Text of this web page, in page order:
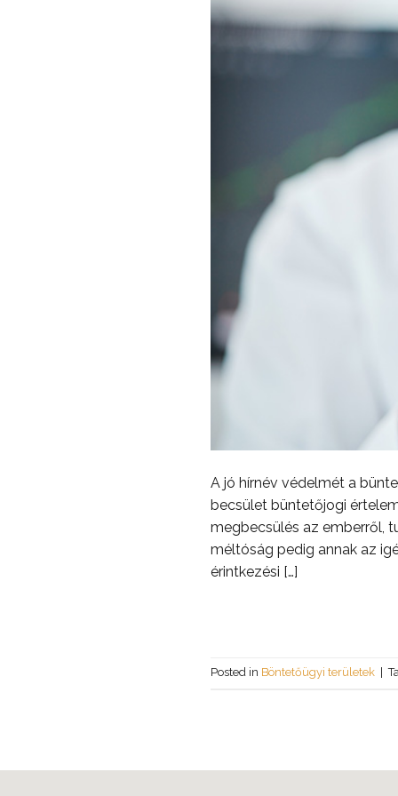
A jó hírnév védelmét a
becsület büntetőjogi
megbecsülés az emberről,
méltóság pedig annak az
érintkezési […]
Posted in Böntetőügyi területek